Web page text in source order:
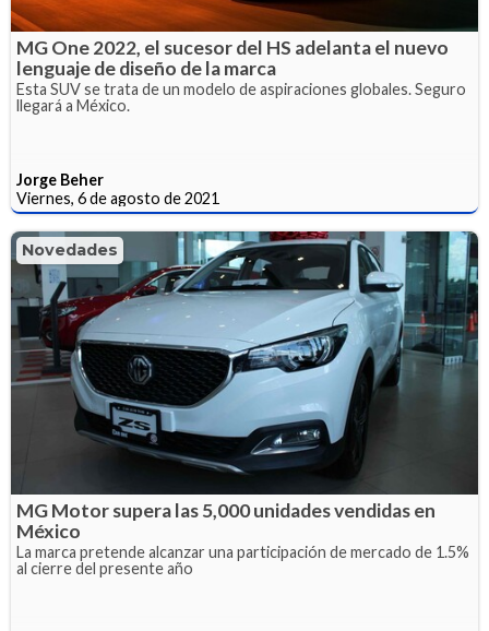
MG One 2022, el sucesor del HS adelanta el nuevo
lenguaje de diseño de la marca
Esta SUV se trata de un modelo de aspiraciones globales. Seguro
llegará a México.
Jorge Beher
Viernes, 6 de agosto de 2021
Novedades
MG Motor supera las 5,000 unidades vendidas en
México
La marca pretende alcanzar una participación de mercado de 1.5%
al cierre del presente año